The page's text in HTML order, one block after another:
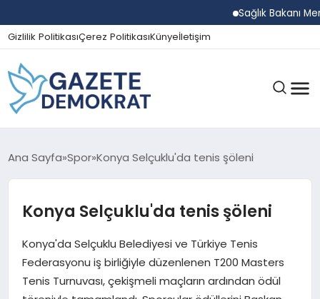
Sağlık Bakanı
Gizlilik PolitikasıÇerez PolitikasıKünyeİletişim
GÜNDEM
EKONOMI
SPOR
Ana Sayfa Spor Konya Selçuklu'da tenis şöleni
Konya Selçuklu'da tenis şöleni
Konya'da Selçuklu Belediyesi ve Türkiye Tenis
Federasyonu iş birliğiyle düzenlenen T200 Masters
Tenis Turnuvası, çekişmeli maçların ardından ödül